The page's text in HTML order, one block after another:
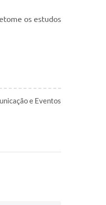
os estudos
e Eventos